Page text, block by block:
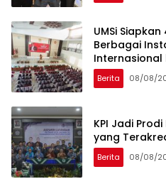
UMSi
Berbagai
Internasional
Berita 08/08/
KPI Jadi
yang
Berita 08/08/